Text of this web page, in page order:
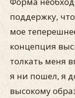
поддержку,
мое
концепция
толкать меня
я ни пошел, я
высокому